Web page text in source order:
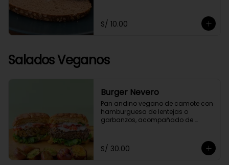
S/ 10.00
Salados Veganos
Burger Nevero
Pan andino vegano de camote con
hamburguesa de lentejas o
garbanzos, acompañado de
guacamole y papitas cocktail
salteadas con perejil.
S/ 30.00